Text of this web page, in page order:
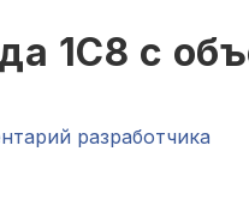
1С8 с
разработчика